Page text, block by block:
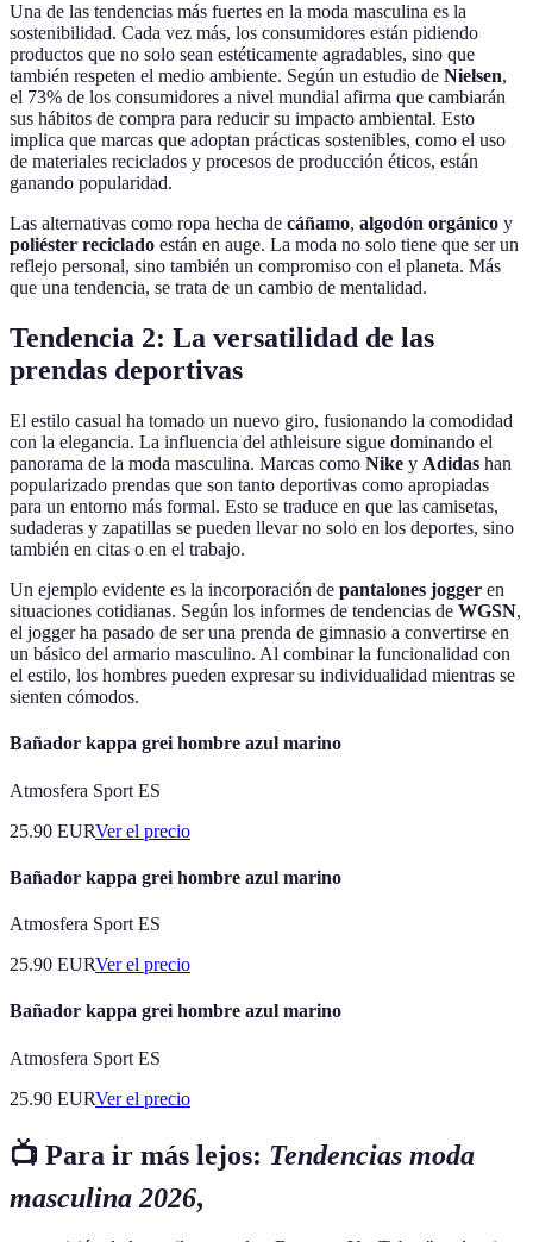
Una de las tendencias más fuertes en la moda masculina es la
sostenibilidad. Cada vez más, los consumidores están pidiendo
productos que no solo sean estéticamente agradables, sino que
también respeten el medio ambiente. Según un estudio de Nielsen,
el 73% de los consumidores a nivel mundial afirma que cambiarán
sus hábitos de compra para reducir su impacto ambiental. Esto
implica que marcas que adoptan prácticas sostenibles, como el uso
de materiales reciclados y procesos de producción éticos, están
ganando popularidad.
Las alternativas como ropa hecha de cáñamo, algodón orgánico y
poliéster reciclado están en auge. La moda no solo tiene que ser un
reflejo personal, sino también un compromiso con el planeta. Más
que una tendencia, se trata de un cambio de mentalidad.
Tendencia 2: La versatilidad de las
prendas deportivas
El estilo casual ha tomado un nuevo giro, fusionando la comodidad
con la elegancia. La influencia del athleisure sigue dominando el
panorama de la moda masculina. Marcas como Nike y Adidas han
popularizado prendas que son tanto deportivas como apropiadas
para un entorno más formal. Esto se traduce en que las camisetas,
sudaderas y zapatillas se pueden llevar no solo en los deportes, sino
también en citas o en el trabajo.
Un ejemplo evidente es la incorporación de pantalones jogger en
situaciones cotidianas. Según los informes de tendencias de WGSN,
el jogger ha pasado de ser una prenda de gimnasio a convertirse en
un básico del armario masculino. Al combinar la funcionalidad con
el estilo, los hombres pueden expresar su individualidad mientras se
sienten cómodos.
Bañador kappa grei hombre azul marino
Atmosfera Sport ES
25.90 EURVer el precio
Bañador kappa grei hombre azul marino
Atmosfera Sport ES
25.90 EURVer el precio
Bañador kappa grei hombre azul marino
Atmosfera Sport ES
25.90 EURVer el precio
📺 Para ir más lejos: Tendencias moda
masculina 2026,